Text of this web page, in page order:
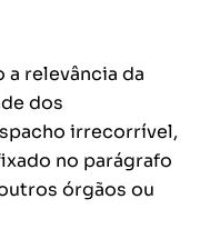
a relevância da
dos
irrecorrível,
no parágrafo
órgãos ou